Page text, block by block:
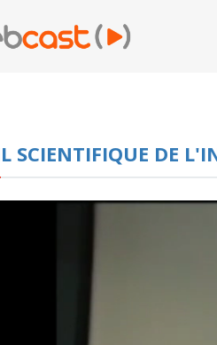
SCIENTIFIQUE DE